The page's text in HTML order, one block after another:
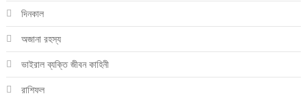
দিনকাল
অজানা রহস্য
ভাইরাল ব্যক্তি জীবন কাহিনী
রাশিফল